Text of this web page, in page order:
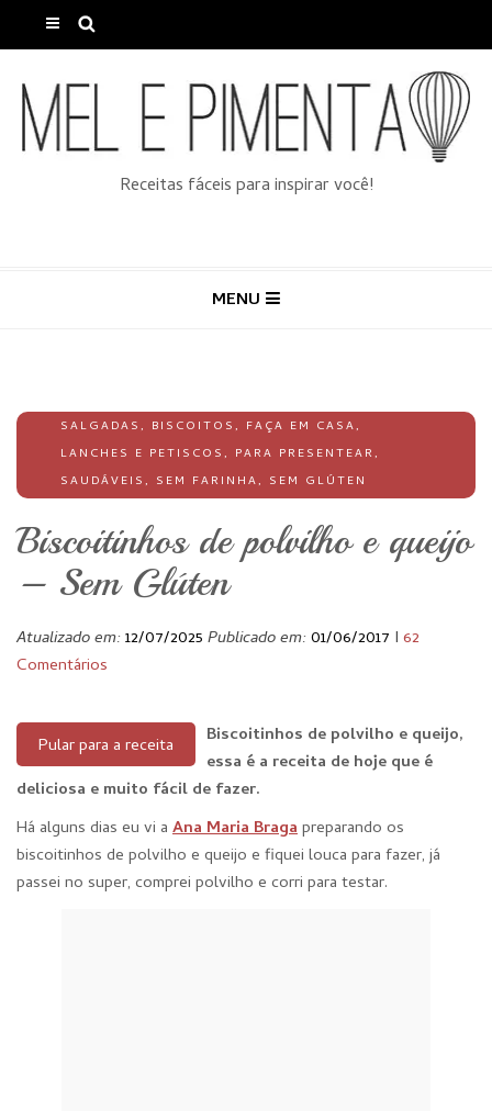
Receitas fáceis para inspirar você!
MENU
SALGADAS, BISCOITOS, FAÇA EM CASA,
LANCHES E PETISCOS, PARA PRESENTEAR,
SAUDÁVEIS, SEM FARINHA, SEM GLÚTEN
Biscoitinhos de polvilho e queijo
– Sem Glúten
Atualizado em:12/07/2025 Publicado em:01/06/2017 I 62
Comentários
Pular para a receita
Biscoitinhos de polvilho e queijo,
essa é a receita de hoje que é
deliciosa e muito fácil de fazer.
Há alguns dias eu vi a Ana Maria Bragapreparando os
biscoitinhos de polvilho e queijo e fiquei louca para fazer, já
passei no super, comprei polvilho e corri para testar.